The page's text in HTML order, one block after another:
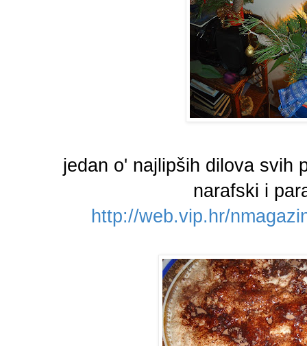
jedan o' najlipših dilova svih
narafski i
http://web.vip.hr/